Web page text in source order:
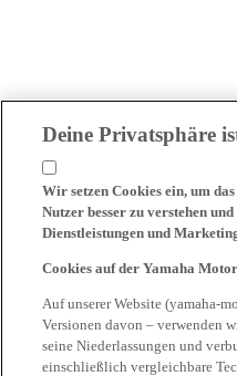
Deine Privatsphäre
Wir setzen Cookies ein, um
Nutzer besser zu verstehen
Dienstleistungen und
Cookies auf der Yamaha
Auf unserer Website (yamaha-
Versionen davon – verwenden
seine Niederlassungen und
einschließlich vergleichbare